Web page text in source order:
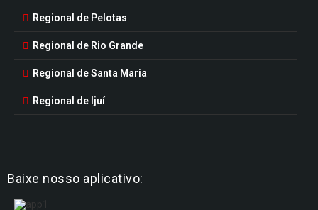
Regional de Pelotas
Regional de Rio Grande
Regional de Santa Maria
Regional de Ijuí
Baixe nosso aplicativo: